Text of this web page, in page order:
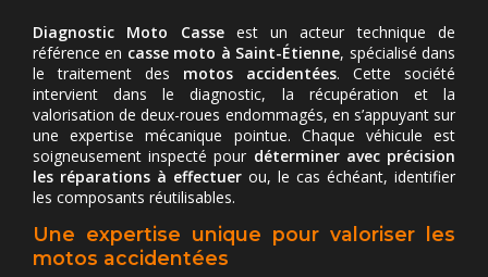
Diagnostic Moto Casseest un acteur technique de
référence en casse moto à Saint-Étienne, spécialisé dans
le traitement des motos accidentées. Cette société
intervient dans le diagnostic, la récupération et la
valorisation de deux-roues endommagés, en s’appuyant sur
une expertise mécanique pointue. Chaque véhicule est
soigneusement inspecté pour déterminer avec précision
les réparations à effectuer ou, le cas échéant, identifier
les composants réutilisables.
Une expertise unique pour valoriser les
motos accidentées